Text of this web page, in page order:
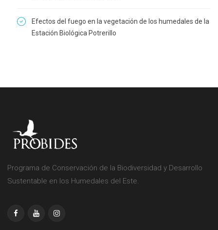
Efectos del fuego en la vegetación de los humedales de la
Estación Biológica Potrerillo
Programa de Conservación de la Biodiversidad y Desarrollo
Sustentable en los Humedales del Este.